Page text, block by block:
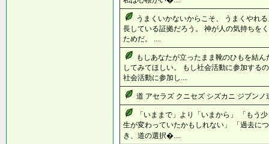
うまくいかないからこそ、 うまくやれ
長している証拠だろう。 神が人の気持ちを
ためだ。 ....
もしあなたが立ったまま靴のひもを結
してみてほしい。 もし社会活動に参加する
社会活動に参加し....
道 アセラズ クニセズ シズカニ ジブン
「いままで」より「いまから」 「も
生が変わっていたかもしれない」 「過去に
き、道の選択�....